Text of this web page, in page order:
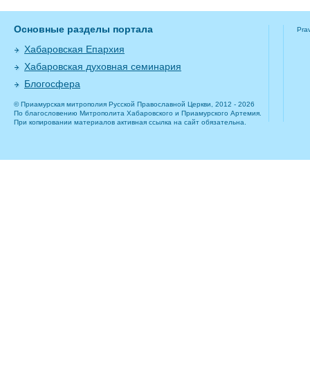
Основные разделы портала
Хабаровская Епархия
Хабаровская духовная семинария
Блогосфера
© Приамурская митрополия Русской Православной Церкви, 2012 - 2026
По благословению Митрополита Хабаровского и Приамурского Артемия.
При копировании материалов активная ссылка на сайт обязательна.